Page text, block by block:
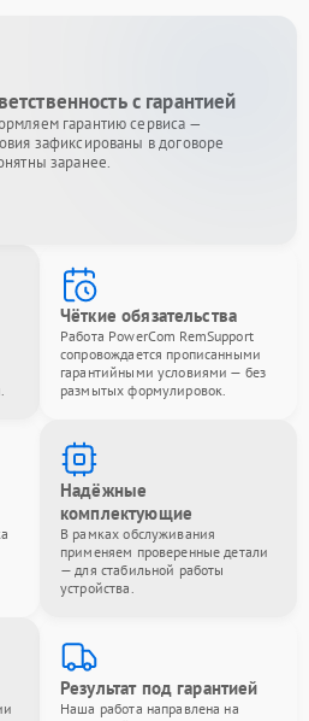
с гарантией
гарантию сервиса —
зафиксированы в договоре
заранее.
Чёткие обязательства
Работа PowerCom RemSupport
сопровождается прописанными
гарантийными условиями — без
размытых формулировок.
Надёжные
комплектующие
В рамках обслуживания
применяем проверенные детали
— для стабильной работы
устройства.
Результат под гарантией
Наша работа направлена на